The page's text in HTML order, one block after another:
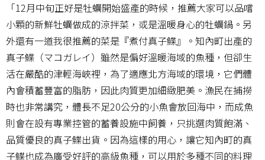
「12月中旬正好是牡蠣開始盛產的時候，推薦大家可以品嚐
小顆的新鮮牡蠣做成的涼拌菜，或是溫暖身心的牡蠣鍋。另
外還有一道我很推薦的菜是『煮付真子鰈』。知內町出產的
真子鰈（マコガレイ）雖然是偏好溫暖海域的魚種，但卻生
活在嚴酷的津輕海峽裡，為了適應北方海域的環境，它們體
內會積蓄豐富的脂肪，因此肉質更加細緻肥美。漁民在捕撈
時也非常講究，體長不足20公分的小魚會放回海中，而成魚
則會在設有專業控管的蓄養設施中飼養，只挑選肉質飽滿、
品質優良的真子鰈出貨。因為這樣的用心，讓它知內町的真
子鰈也成為廣受好評的高級魚種，可以用於多種不同的料理